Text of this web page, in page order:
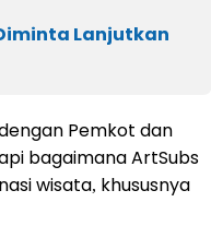
Lanjutkan
Pemkot dan
bagaimana ArtSubs
wisata, khususnya